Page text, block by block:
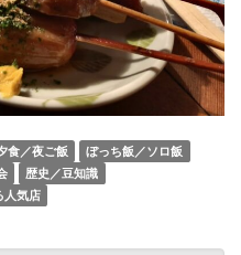
食／夜ご飯
ぼっち飯／ソロ飯
歴史／豆知識
人気店